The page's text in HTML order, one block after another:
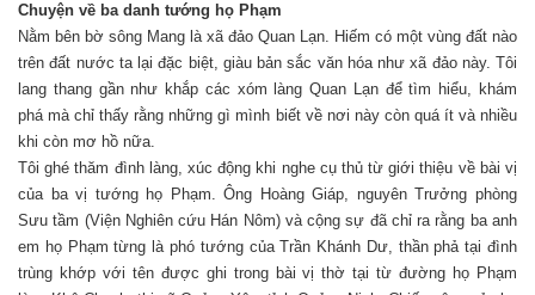
Chuyện về ba danh tướng họ Phạm
Nằm bên bờ sông Mang là xã đảo Quan Lạn. Hiếm có một vùng đất nào
trên đất nước ta lại đặc biệt, giàu bản sắc văn hóa như xã đảo này. Tôi
lang thang gần như khắp các xóm làng Quan Lạn để tìm hiểu, khám
phá mà chỉ thấy rằng những gì mình biết về nơi này còn quá ít và nhiều
khi còn mơ hồ nữa.
Tôi ghé thăm đình làng, xúc động khi nghe cụ thủ từ giới thiệu về bài vị
của ba vị tướng họ Phạm. Ông Hoàng Giáp, nguyên Trưởng phòng
Sưu tầm (Viện Nghiên cứu Hán Nôm) và cộng sự đã chỉ ra rằng ba anh
em họ Phạm từng là phó tướng của Trần Khánh Dư, thần phả tại đình
trùng khớp với tên được ghi trong bài vị thờ tại từ đường họ Phạm